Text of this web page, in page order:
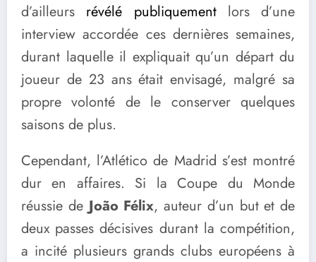
d’ailleurs révélé publiquementlors d’une
interview accordée ces dernières semaines,
durant laquelle il expliquait qu’un départ du
joueur de 23 ans était envisagé, malgré sa
propre volonté de le conserver quelques
saisons de plus.
Cependant, l’Atlético de Madrid s’est montré
dur en affaires. Si la Coupe du Monde
réussie de João Félix, auteur d’un but et de
deux passes décisives durant la compétition,
a incité plusieurs grands clubs européens à